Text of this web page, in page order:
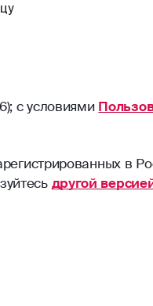
с условиями
в
другой